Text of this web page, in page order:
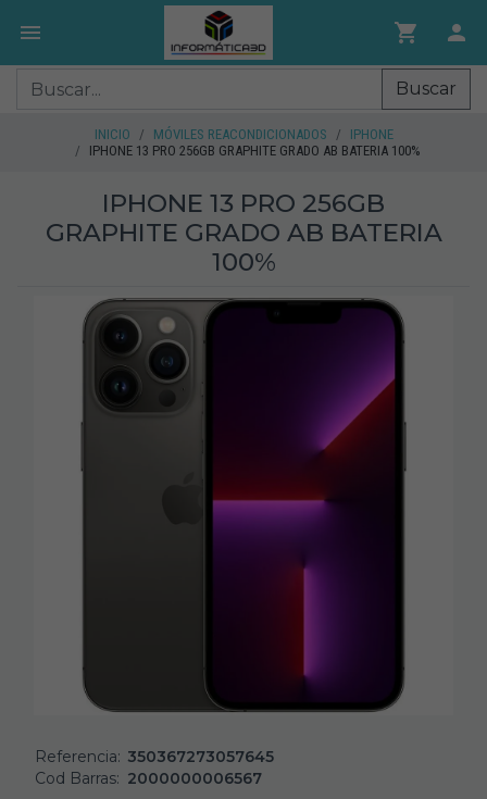
Buscar
INICIO MÓVILES REACONDICIONADOS
IPHONE
IPHONE 13 PRO 256GB GRAPHITE GRADO AB BATERIA 100%
IPHONE 13 PRO 256GB
GRAPHITE GRADO AB BATERIA
100%
Referencia: 350367273057645
Cod Barras: 2000000006567